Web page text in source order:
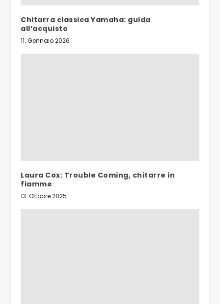
Chitarra classica Yamaha: guida
all’acquisto
11. Gennaio 2026
Laura Cox: Trouble Coming, chitarre in
fiamme
13. Ottobre 2025